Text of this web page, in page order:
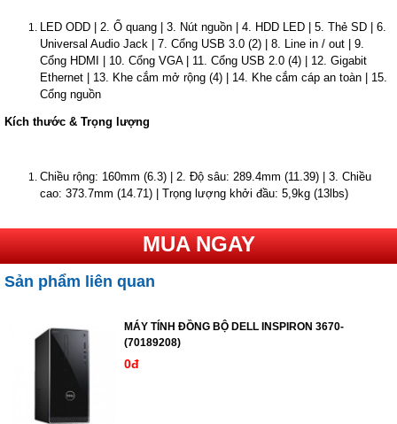
LED ODD | 2. Ổ quang | 3. Nút nguồn | 4. HDD LED | 5. Thẻ SD | 6.
Universal Audio Jack | 7. Cổng USB 3.0 (2) | 8. Line in / out | 9.
Cổng HDMI | 10. Cổng VGA | 11. Cổng USB 2.0 (4) | 12. Gigabit
Ethernet | 13. Khe cắm mở rộng (4) | 14. Khe cắm cáp an toàn | 15.
Cổng nguồn
Kích thước & Trọng lượng
Chiều rộng: 160mm (6.3) | 2. Độ sâu: 289.4mm (11.39) | 3. Chiều
cao: 373.7mm (14.71) | Trọng lượng khởi đầu: 5,9kg (13lbs)
MUA NGAY
Sản phẩm liên quan
MÁY TÍNH ĐỒNG BỘ DELL INSPIRON 3670-
(70189208)
0đ